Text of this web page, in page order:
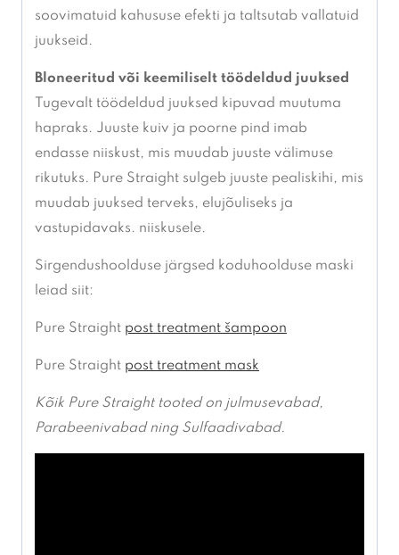
soovimatuid kahususe efekti ja taltsutab vallatuid
juukseid.
Bloneeritud või keemiliselt töödeldud juuksed
Tugevalt töödeldud juuksed kipuvad muutuma
hapraks. Juuste kuiv ja poorne pind imab
endasse niiskust, mis muudab juuste välimuse
rikutuks. Pure Straight sulgeb juuste pealiskihi, mis
muudab juuksed terveks, elujõuliseks ja
vastupidavaks. niiskusele.
Sirgendushoolduse järgsed koduhoolduse maski
leiad siit:
Pure Straight post treatment šampoon
Pure Straight post treatment mask
Kõik Pure Straight tooted on julmusevabad,
Parabeenivabad ning Sulfaadivabad.